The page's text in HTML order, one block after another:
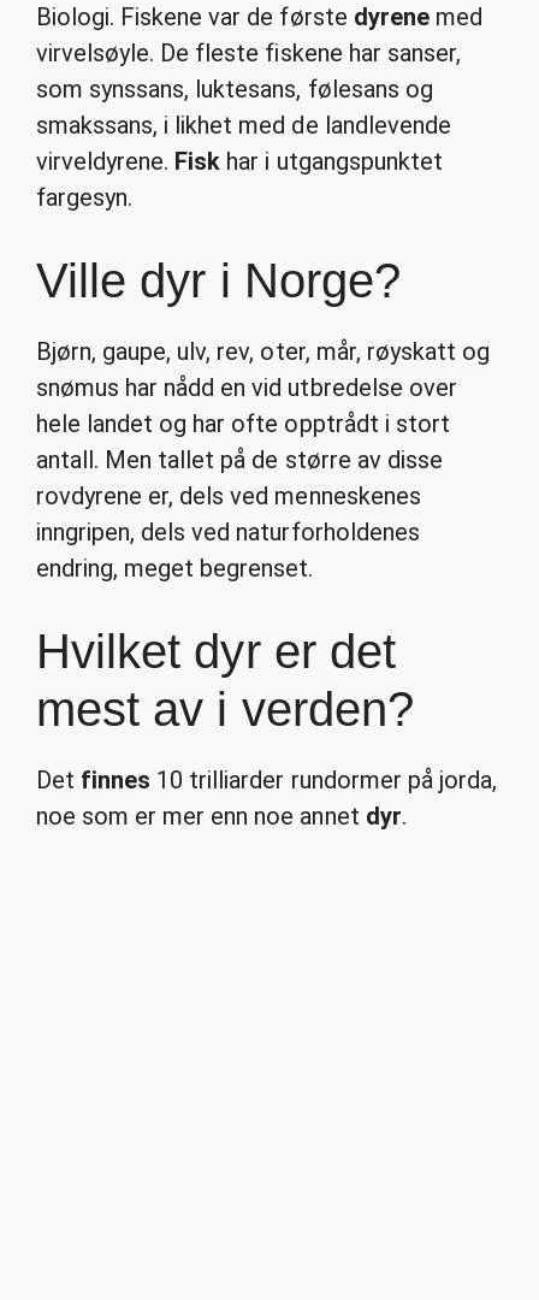
Biologi. Fiskene var de første dyrenemed
virvelsøyle. De fleste fiskene har sanser,
som synssans, luktesans, følesans og
smakssans, i likhet med de landlevende
virveldyrene. Fisk har i utgangspunktet
fargesyn.
Ville dyr i Norge?
Bjørn, gaupe, ulv, rev, oter, mår, røyskatt og
snømus har nådd en vid utbredelse over
hele landet og har ofte opptrådt i stort
antall. Men tallet på de større av disse
rovdyrene er, dels ved menneskenes
inngripen, dels ved naturforholdenes
endring, meget begrenset.
Hvilket dyr er det
mest av i verden?
Det finnes 10 trilliarder rundormer på jorda,
noe som er mer enn noe annet dyr.